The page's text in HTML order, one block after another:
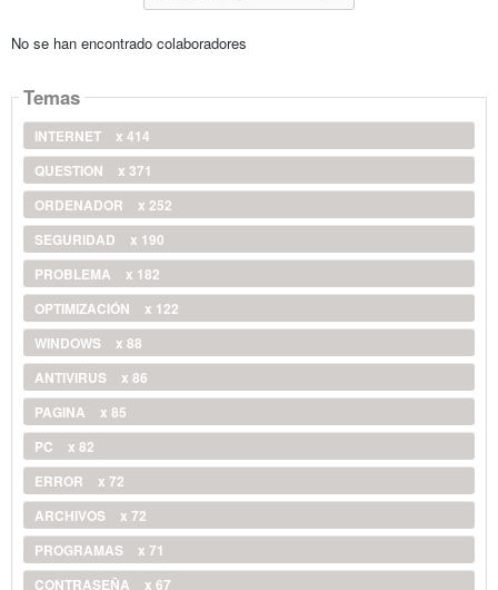
No se han encontrado colaboradores
Temas
INTERNET
x 414
QUESTION
x 371
ORDENADOR
x 252
SEGURIDAD
x 190
PROBLEMA
x 182
OPTIMIZACIÓN
x 122
WINDOWS
x 88
ANTIVIRUS
x 86
PAGINA
x 85
PC
x 82
ERROR
x 72
ARCHIVOS
x 72
PROGRAMAS
x 71
CONTRASEÑA
x 67